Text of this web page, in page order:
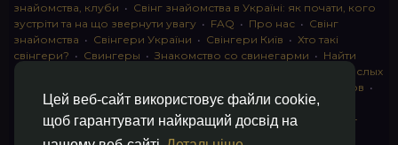
Цей веб-сайт використовує файли cookie,
щоб гарантувати найкращий досвід на
знайомства, клуби • Свінг знайомства в Україні: як почати, кого
зустріти та на що звернути увагу • FAQ • Про нас • Свінг
знайомства • Свінгери України • Свінгери Київ • Хто такі
свінгери? • Свингеры • Знакомство со свинегарми • Найти
instagram для взрослых
Клуб свингеров •
Конфіденційність• Правила• Партнерська програма
Свингеры •Свинг-пати•О свингерах откровенно
Свинг-
клуб: что это и как работает